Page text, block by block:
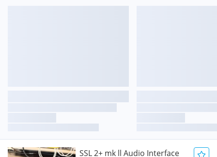
SSL 2+ mk ll Audio Interface